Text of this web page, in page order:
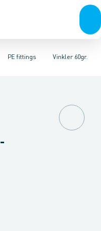
Muffer, klemmer &
PE fittingsfittingsVinkler 60gr.
Vinkler 30gr.Vinkler